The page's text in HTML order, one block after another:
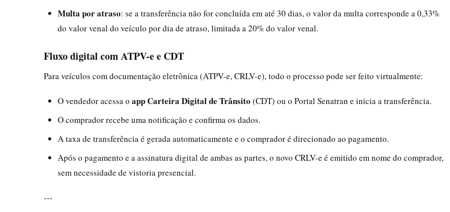
Multa por atraso: se a transferência não for concluída em até 30 dias, o valor da multa corresponde a 0,33%
do valor venal do veículo por dia de atraso, limitada a 20% do valor venal.
Fluxo digital com ATPV-e e CDT
Para veículos com documentação eletrônica (ATPV-e, CRLV-e), todo o processo pode ser feito virtualmente:
O vendedor acessa o app Carteira Digital de Trânsito (CDT) ou o Portal Senatran e inicia a transferência.
O comprador recebe uma notificação e confirma os dados.
A taxa de transferência é gerada automaticamente e o comprador é direcionado ao pagamento.
Após o pagamento e a assinatura digital de ambas as partes, o novo CRLV-e é emitido em nome do comprador,
sem necessidade de vistoria presencial.
---